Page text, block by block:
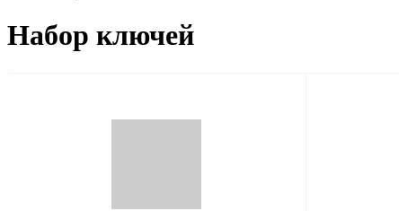
Набор ключей